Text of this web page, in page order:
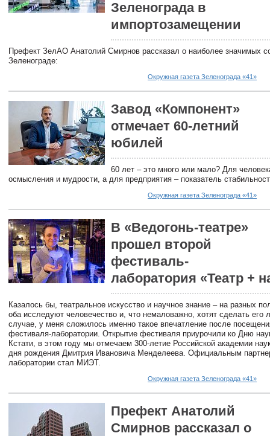
Зеленограда в
импортозамещении
Префект ЗелАО Анатолий Смирнов рассказал о наиболее значимых
Зеленограде:
Окружная газета Зеленограда «41»
Завод «Компонент»
отмечает 60-летний
юбилей
60 лет – это много или мало? Для
осмысления и мудрости, а для предприятия – показатель
Окружная газета Зеленограда «41»
В «Ведогонь-театре»
прошел второй
фестиваль-
лаборатория «Театр +
Казалось бы, театральное искусство и научное знание – на разных
оба исследуют человечество и, что немаловажно, хотят сделать его
случае, у меня сложилось именно такое впечатление после
фестиваля-лаборатории. Открытие фестиваля приурочили ко Дню
Кстати, в этом году мы отмечаем 300-летие Российской академии
дня рождения Дмитрия Ивановича Менделеева. Официальным
лаборатории стал МИЭТ.
Окружная газета Зеленограда «41»
Префект Анатолий
Смирнов рассказал о